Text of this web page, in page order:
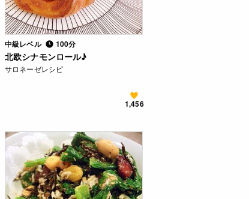
中級レベル 100分
北欧シナモンロール♪
サロネーゼレシピ
1,456